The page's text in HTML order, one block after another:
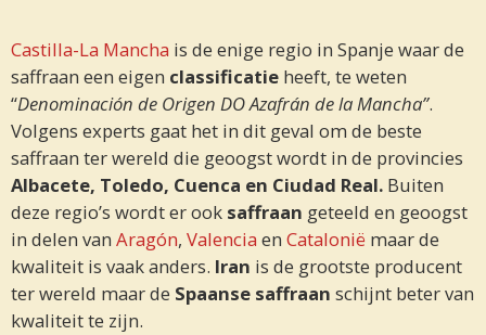
Castilla-La Mancha is de enige regio in Spanje waar de
saffraan een eigen classificatie heeft, te weten
“Denominación de Origen DO Azafrán de la Mancha”.
Volgens experts gaat het in dit geval om de beste
saffraan ter wereld die geoogst wordt in de provincies
Albacete, Toledo, Cuenca en Ciudad Real. Buiten
deze regio’s wordt er ook saffraan geteeld en geoogst
in delen van Aragón, Valencia en Catalonië maar de
kwaliteit is vaak anders. Iran is de grootste producent
ter wereld maar de Spaanse saffraan schijnt beter van
kwaliteit te zijn.